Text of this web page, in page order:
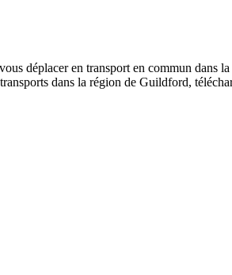
déplacer en transport en commun dans
dans la région de Guildford,